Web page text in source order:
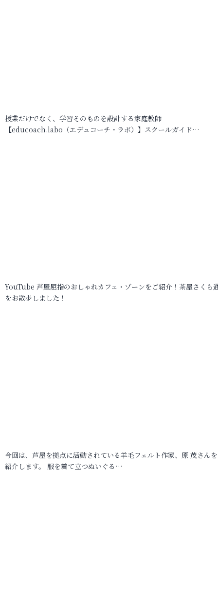
授業だけでなく、学習そのものを設計する家庭教師
【educoach.labo（エデュコーチ・ラボ）】スクールガイド…
YouTube 芦屋屈指のおしゃれカフェ・ゾーンをご紹介！茶屋さくら
をお散歩しました！
今回は、芦屋を拠点に活動されている羊毛フェルト作家、原 茂さん
紹介します。 服を着て立つぬいぐる…